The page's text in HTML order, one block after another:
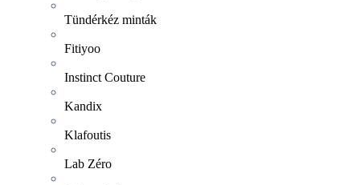
Tündérkéz minták
Fitiyoo
Instinct Couture
Kandix
Klafoutis
Lab Zéro